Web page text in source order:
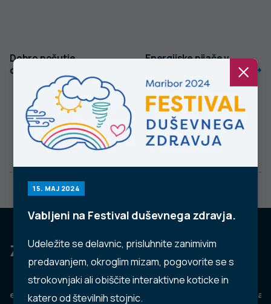
15. MAJ 2024
Vabljeni na Festival duševnega zdravja.
Udeležite se delavnic, prisluhnite zanimivim
predavanjem, okroglim mizam, pogovorite se s
strokovnjaki ali obiščite interaktivne koticke in
katero od številnih stojnic.
Dobro počutje,
dobro spanje
Energijske pijače v
mladostnikov
Za dobro javno zdravje
eZdravje Podatkovni portal